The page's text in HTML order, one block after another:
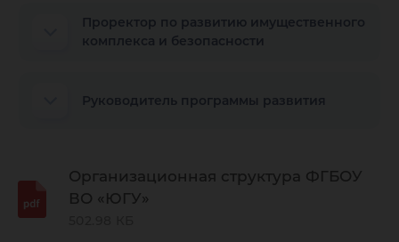
Проректор по развитию имущественного
комплекса и безопасности
Руководитель программы развития
Организационная структура ФГБОУ
ВО «ЮГУ»